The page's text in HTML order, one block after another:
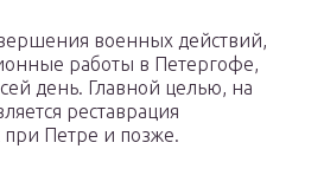
военных действий,
работы в Петергофе,
день. Главной целью, на
реставрация
Петре и позже.